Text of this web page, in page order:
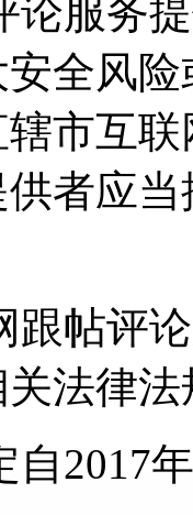
论服务
全风
市互
者应
跟帖评
法律
自2017